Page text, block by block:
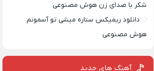
شکر با صدای زن هوش مصنوعی
دانلود ریمیکس ستاره میشی تو آسمونم
هوش مصنوعی
آهنگ های جدید